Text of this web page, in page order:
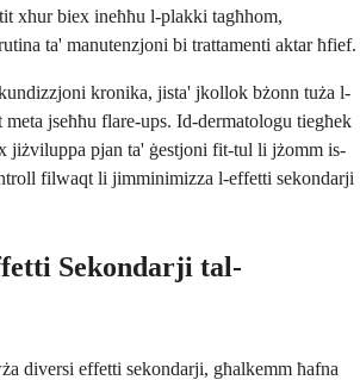
xhur biex ineħħu l-plakki tagħhom,
ta' manutenzjoni bi trattamenti aktar ħfief.
kronika, jista' jkollok bżonn tuża l-
jseħħu flare-ups. Id-dermatologu tiegħek
jiżviluppa pjan ta' ġestjoni fit-tul li jżomm is-
filwaqt li jimminimizza l-effetti sekondarji
Sekondarji tal-
diversi effetti sekondarji, għalkemm ħafna